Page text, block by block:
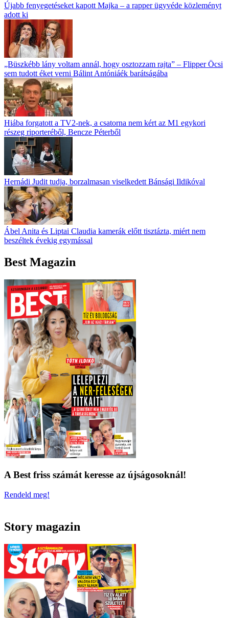
Újabb fenyegetéseket kapott Majka – a rapper ügyvéde közleményt
adott ki
„Büszkébb lány voltam annál, hogy osztozzam rajta” – Flipper Öcsi
sem tudott éket verni Bálint Antóniáék barátságába
Hiába forgatott a TV2-nek, a csatorna nem kért az M1 egykori
részeg riporteréből, Bencze Péterből
Hernádi Judit tudja, borzalmasan viselkedett Bánsági Ildikóval
Ábel Anita és Liptai Claudia kamerák előtt tisztázta, miért nem
beszéltek évekig egymással
Best Magazin
A Best friss számát keresse az újságosoknál!
Rendeld meg!
Story magazin